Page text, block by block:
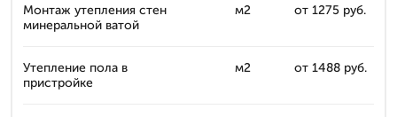
Монтаж утепления стен
минеральной ватой
м2 от 1275 руб.
Утепление пола в
пристройке
м2 от 1488 руб.